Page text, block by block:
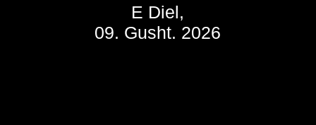
E Diel,
09. Gusht. 2026